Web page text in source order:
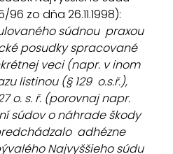
zo dňa 26.11.1998):
súdnou  praxou
posudky spracované
veci (napr. v inom
listinou (§ 129  o.s.ř.),
o. s. ř. (porovnaj napr.
súdov o náhrade škody
adhézne
Najvyššieho súdu